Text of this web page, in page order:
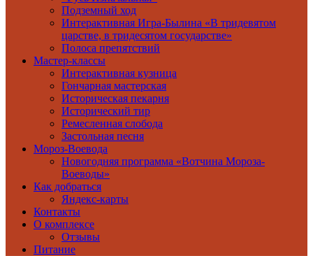
Подземный ход
Интерактивная Игра-Былина «В тридевятом
царстве, в тридесятом государстве»
Полоса препятствий
Мастер-классы
Интерактивная кузница
Гончарная мастерская
Историческая пекарня
Исторический тир
Ремесленная слобода
Застольная песня
Мороз-Воевода
Новогодняя программа «Вотчина Мороза-
Воеводы»
Как добраться
Яндекс-карты
Контакты
О комплексе
Отзывы
Питание